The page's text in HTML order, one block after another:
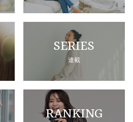
SERIES
連載
RANKING